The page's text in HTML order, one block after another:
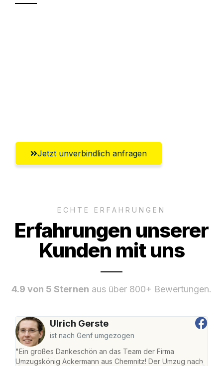
Jetzt unverbindlich anfragen
ECHTE ERFAHRUNGEN
Erfahrungen unserer
Kunden mit uns
4.9 von 5 Sternen aus über 800+ Bewertungen.
Ulrich Gerste
ist nach Genf umgezogen
"Ein großes Dankeschön an das Team der Firma
Umzugskönig Ackermann aus Chemnitz! Der Umzug nach